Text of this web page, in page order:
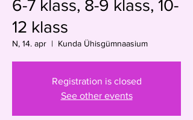
6-7 klass, 8-9 klass, 10-
12 klass
N, 14. apr
  |
Kunda Ühisgümnaasium
Registration is closed
See other events